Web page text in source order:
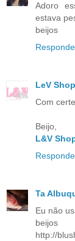
Adoro
estava
beijos
LeV Shop
Com
Beijo,
L&V
Ta
Eu não
beijos
http://